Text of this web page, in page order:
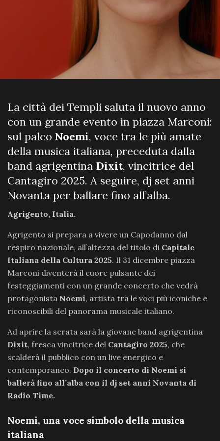
La città dei Templi saluta il nuovo anno
con un grande evento in piazza Marconi:
sul palco Noemi, voce tra le più amate
della musica italiana, preceduta dalla
band agrigentina Dixit, vincitrice del
Cantagiro 2025. A seguire, dj set anni
Novanta per ballare fino all’alba.
Agrigento, Italia.
Agrigento si prepara a vivere un Capodanno dal
respiro nazionale, all’altezza del titolo di Capitale
Italiana della Cultura 2025. Il 31 dicembre piazza
Marconi diventerà il cuore pulsante dei
festeggiamenti con un grande concerto che vedrà
protagonista Noemi, artista tra le voci più iconiche e
riconoscibili del panorama musicale italiano.
Ad aprire la serata sarà la giovane band agrigentina
Dixit, fresca vincitrice del Cantagiro 2025, che
scalderà il pubblico con un live energico e
contemporaneo. Dopo il concerto di Noemi si
ballerà fino all’alba con il dj set anni Novanta di
Radio Time.
Noemi, una voce simbolo della musica
italiana